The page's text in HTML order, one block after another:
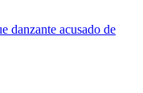
danzante acusado de